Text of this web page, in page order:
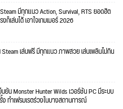
มีทุกแนว Action, Survival, RTS ยอดฮิต
ก็เล่นได้ เอาใจเกมเมอร์ 2026
น Steam เล่นฟรี มีทุกแนว ภาพสวย เล่นเพลินไม่กิน
ยัน Monster Hunter Wilds เวอร์ชัน PC มีระบบ
ทำเฟรมเรตร่วงในบางสถานการณ์